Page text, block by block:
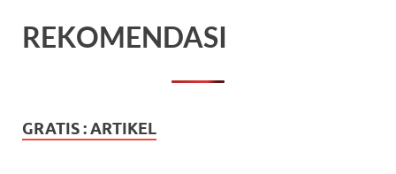
REKOMENDASI
GRATIS : ARTIKEL